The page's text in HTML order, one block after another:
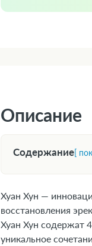
Описание
Содержание[
1. Форма
3.
4. Где купить
5. Показания к
Хуан Хун —
восстановления
Хуан Хун содержат
уникальное